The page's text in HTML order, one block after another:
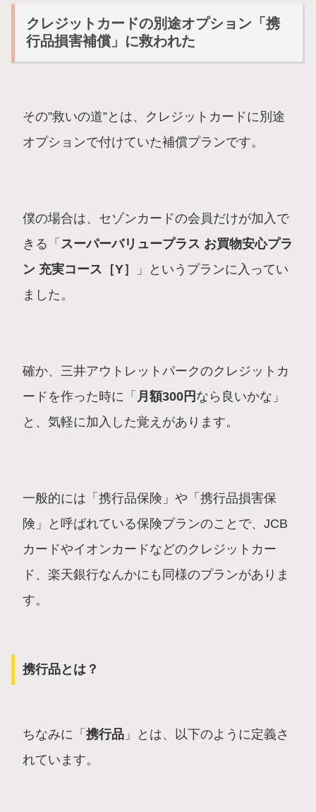
クレジットカードの別途オプション「携
行品損害補償」に救われた
その”救いの道”とは、クレジットカードに別途
オプションで付けていた補償プランです。
僕の場合は、セゾンカードの会員だけが加入で
きる「 スーパーバリュープラス お買物安心プラ
ン 充実コース［Y］
」というプランに入ってい
ました。
確か、三井アウトレットパークのクレジットカ
ードを作った時に「 月額300円 なら良いかな」
と、気軽に加入した覚えがあります。
一般的には「携行品保険」や「携行品損害保
険」と呼ばれている保険プランのことで、JCB
カードやイオンカードなどのクレジットカー
ド、楽天銀行なんかにも同様のプランがありま
す。
携行品とは？
ちなみに「 携行品 」とは、以下のように定義さ
れています。